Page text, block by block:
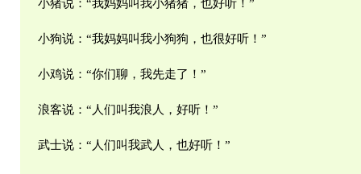
小猪说：“我妈妈叫我小猪猪，也好听！”
小狗说：“我妈妈叫我小狗狗，也很好听！”
小鸡说：“你们聊，我先走了！”
浪客说：“人们叫我浪人，好听！”
武士说：“人们叫我武人，也好听！”